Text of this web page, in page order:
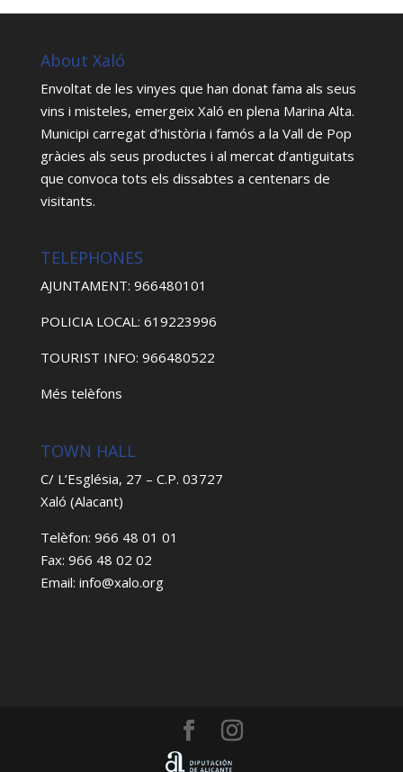
About Xaló
Envoltat de les vinyes que han donat fama als seus
vins i misteles, emergeix Xaló en plena Marina Alta.
Municipi carregat d’història i famós a la Vall de Pop
gràcies als seus productes i al mercat d’antiguitats
que convoca tots els dissabtes a centenars de
visitants.
TELEPHONES
AJUNTAMENT: 966480101
POLICIA LOCAL: 619223996
TOURIST INFO: 966480522
Més telèfons
TOWN HALL
C/ L’Església, 27 – C.P. 03727
Xaló (Alacant)
Telèfon: 966 48 01 01
Fax: 966 48 02 02
Email: info@xalo.org